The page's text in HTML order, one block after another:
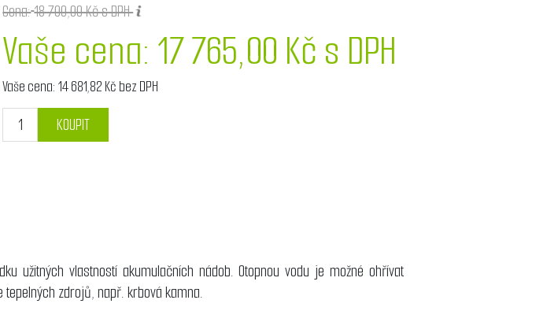
Cena:18 700,00 Kč s DPH
Vaše cena: 17 765,00 Kč s DPH
Vaše cena: 14 681,82 Kč bez DPH
KOUPIT
užitných vlastností akumulačních nádob. Otopnou vodu je možné ohřívat
zdrojů, např. krbová kamna.